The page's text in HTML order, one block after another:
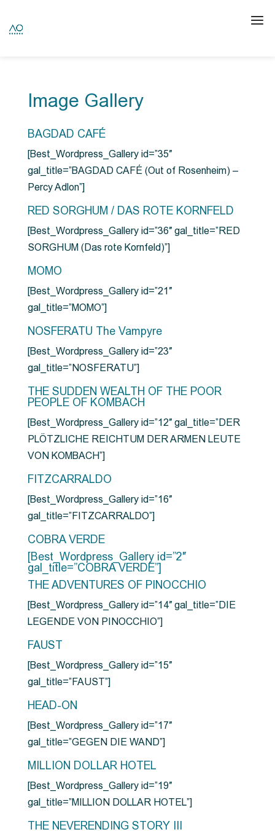
Image Gallery
BAGDAD CAFÉ
[Best_Wordpress_Gallery id=”35″
gal_title=”BAGDAD CAFÉ (Out of Rosenheim) –
Percy Adlon”]
RED SORGHUM / DAS ROTE KORNFELD
[Best_Wordpress_Gallery id=”36″ gal_title=”RED
SORGHUM (Das rote Kornfeld)”]
MOMO
[Best_Wordpress_Gallery id=”21″
gal_title=”MOMO”]
NOSFERATU The Vampyre
[Best_Wordpress_Gallery id=”23″
gal_title=”NOSFERATU”]
THE SUDDEN WEALTH OF THE POOR
PEOPLE OF KOMBACH
[Best_Wordpress_Gallery id=”12″ gal_title=”DER
PLÖTZLICHE REICHTUM DER ARMEN LEUTE
VON KOMBACH”]
FITZCARRALDO
[Best_Wordpress_Gallery id=”16″
gal_title=”FITZCARRALDO”]
COBRA VERDE
[Best_Wordpress_Gallery id=”2″
gal_title=”COBRA VERDE”]
THE ADVENTURES OF PINOCCHIO
[Best_Wordpress_Gallery id=”14″ gal_title=”DIE
LEGENDE VON PINOCCHIO”]
FAUST
[Best_Wordpress_Gallery id=”15″
gal_title=”FAUST”]
HEAD-ON
[Best_Wordpress_Gallery id=”17″
gal_title=”GEGEN DIE WAND”]
MILLION DOLLAR HOTEL
[Best_Wordpress_Gallery id=”19″
gal_title=”MILLION DOLLAR HOTEL”]
THE NEVERENDING STORY III